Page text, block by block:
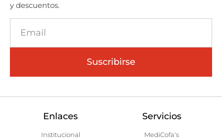
y descuentos.
Suscribirse
Enlaces
Institucional
Servicios
MediCofa's